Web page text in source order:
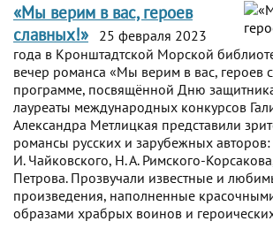
«Мы верим в вас, героев
славных!»
25 февраля 2023
года в Кронштадтской Морской
вечер романса «Мы верим в вас, героев
программе, посвящённой Дню
лауреаты международных конкурсов
Александра Метлицкая представили
романсы русских и зарубежных
И. Чайковского, Н. А. Римского-
Петрова. Прозвучали известные и
произведения, наполненные
образами храбрых воинов и